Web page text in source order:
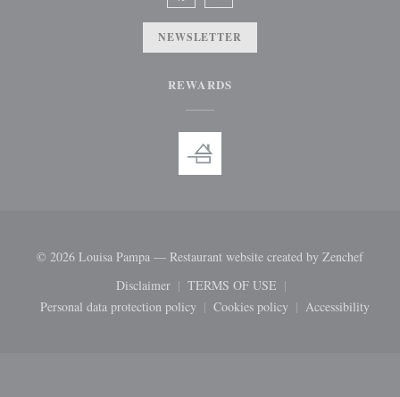
NEWSLETTER
REWARDS
© 2026 Louisa Pampa — Restaurant website created by Zenchef
Disclaimer
((opens in a new window))
TERMS OF USE
((opens in a new window))
Personal data protection policy
((opens in a new window))
Cookies policy
((opens in a new window))
Accessibility
((opens in